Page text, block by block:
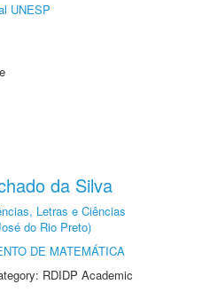
UNESP
da Silva
Letras e Ciências
do Rio Preto)
DE MATEMÁTICA
RDIDP Academic